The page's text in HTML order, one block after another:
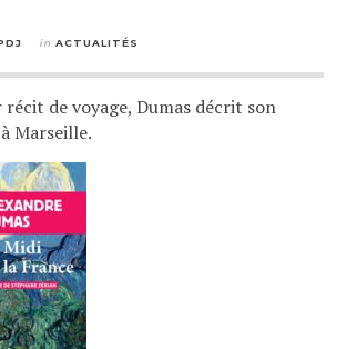
in ACTUALITÉS
de voyage, Dumas décrit son
Marseille.